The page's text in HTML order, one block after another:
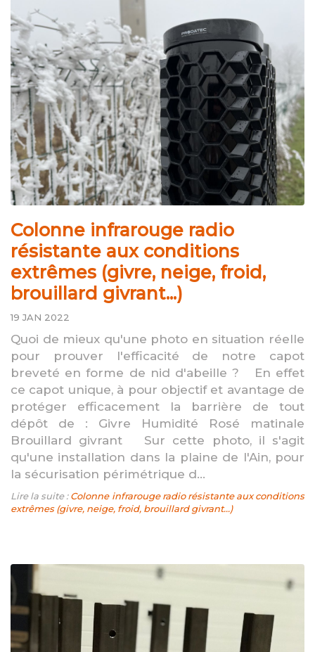
Colonne infrarouge radio
résistante aux conditions
extrêmes (givre, neige, froid,
brouillard givrant...)
19 JAN 2022
Quoi de mieux qu'une photo en situation réelle
pour prouver l'efficacité de notre capot
breveté en forme de nid d'abeille ? En effet
ce capot unique, à pour objectif et avantage de
protéger efficacement la barrière de tout
dépôt de : Givre Humidité Rosé matinale
Brouillard givrant Sur cette photo, il s'agit
qu'une installation dans la plaine de l'Ain, pour
la sécurisation périmétrique d...
Lire la suite :Colonne infrarouge radio résistante aux conditions
extrêmes (givre, neige, froid, brouillard givrant...)